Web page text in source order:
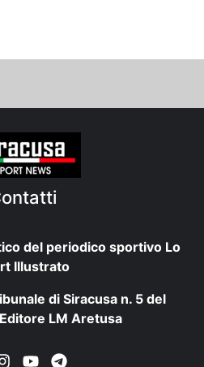
del periodico sportivo Lo
Illustrato
di Siracusa n. 5 del
LM Aretusa